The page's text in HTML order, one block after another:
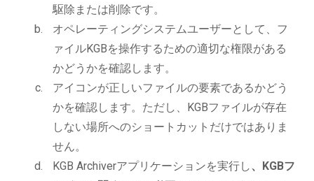
駆除または削除です。
オペレーティングシステムユーザーとして、フ
ァイルKGBを操作するための適切な権限がある
かどうかを確認します。
アイコンが正しいファイルの要素であるかどう
かを確認します。ただし、KGBファイルが存在
しない場所へのショートカットだけではありま
せん。
KGB Archiverアプリケーションを実行し、KGBフ